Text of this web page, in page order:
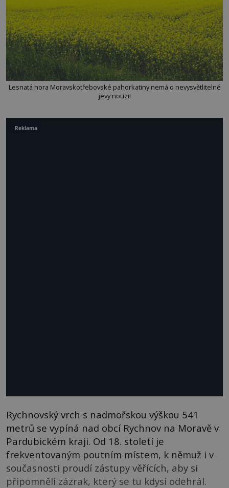
Lesnatá hora Moravskotřebovské pahorkatiny nemá o nevysvětlitelné
jevy nouzi!
Rychnovský vrch s nadmořskou výškou 541
metrů se vypíná nad obcí Rychnov na Moravě v
Pardubickém kraji. Od 18. století je
frekventovaným poutním místem, k němuž i v
současnosti proudí zástupy věřících, aby si
připomněli zázrak, který se tu kdysi odehrál.
Reklama